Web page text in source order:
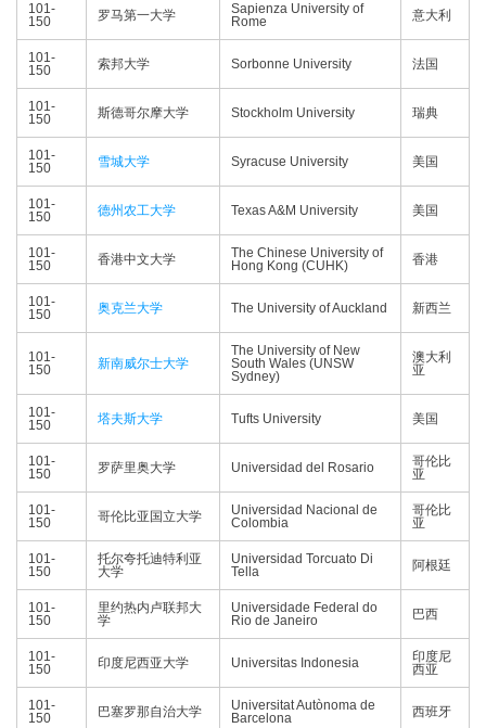
101-
150
罗马第一大学
Sapienza University of
Rome
意大利
101-
150
索邦大学 Sorbonne University 法国
101-
150
斯德哥尔摩大学 Stockholm University 瑞典
101-
150
雪城大学 Syracuse University 美国
101-
150
德州农工大学 Texas A&M University 美国
101-
150
香港中文大学
The Chinese University of
Hong Kong (CUHK)
香港
101-
150
奥克兰大学 The University of Auckland 新西兰
101-
150
新南威尔士大学
The University of New
South Wales (UNSW
Sydney)
澳大利
亚
101-
150
塔夫斯大学 Tufts University 美国
101-
150
罗萨里奥大学 Universidad del Rosario
哥伦比
亚
101-
150
哥伦比亚国立大学
Universidad Nacional de
Colombia
哥伦比
亚
101-
150
托尔夸托迪特利亚
大学
Universidad Torcuato Di
Tella
阿根廷
101-
150
里约热内卢联邦大
学
Universidade Federal do
Rio de Janeiro
巴西
101-
150
印度尼西亚大学 Universitas Indonesia
印度尼
西亚
101-
150
巴塞罗那自治大学
Universitat Autònoma de
Barcelona
西班牙